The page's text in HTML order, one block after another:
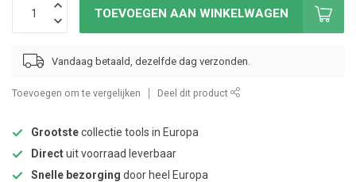
TOEVOEGEN AAN WINKELWAGEN
Vandaag betaald, dezelfde dag verzonden.
Toevoegen om te vergelijken Deel dit product
Grootstecollectie tools in Europa
Directuit voorraad leverbaar
Snelle bezorging door heel Europa